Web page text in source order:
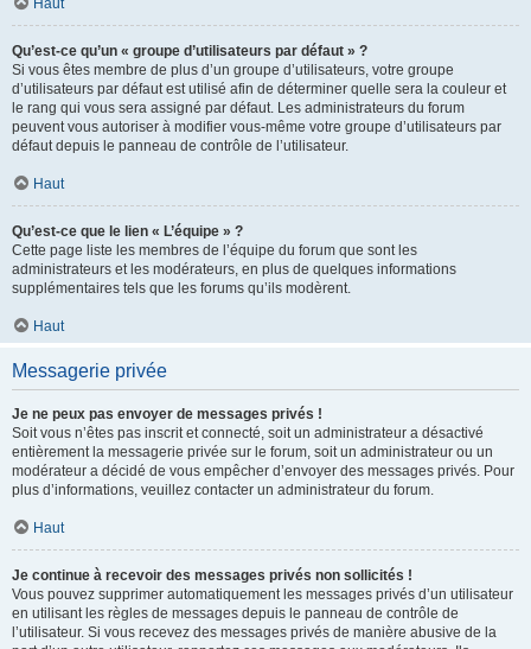
Haut
Qu’est-ce qu’un « groupe d’utilisateurs par défaut » ?
Si vous êtes membre de plus d’un groupe d’utilisateurs, votre groupe
d’utilisateurs par défaut est utilisé afin de déterminer quelle sera la couleur et
le rang qui vous sera assigné par défaut. Les administrateurs du forum
peuvent vous autoriser à modifier vous-même votre groupe d’utilisateurs par
défaut depuis le panneau de contrôle de l’utilisateur.
Haut
Qu’est-ce que le lien « L’équipe » ?
Cette page liste les membres de l’équipe du forum que sont les
administrateurs et les modérateurs, en plus de quelques informations
supplémentaires tels que les forums qu’ils modèrent.
Haut
Messagerie privée
Je ne peux pas envoyer de messages privés !
Soit vous n’êtes pas inscrit et connecté, soit un administrateur a désactivé
entièrement la messagerie privée sur le forum, soit un administrateur ou un
modérateur a décidé de vous empêcher d’envoyer des messages privés. Pour
plus d’informations, veuillez contacter un administrateur du forum.
Haut
Je continue à recevoir des messages privés non sollicités !
Vous pouvez supprimer automatiquement les messages privés d’un utilisateur
en utilisant les règles de messages depuis le panneau de contrôle de
l’utilisateur. Si vous recevez des messages privés de manière abusive de la